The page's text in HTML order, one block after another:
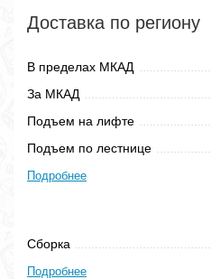
Доставка по региону
В пределах МКАД
За МКАД
Подъем на лифте
Подъем по лестнице
Подробнее
Сборка
Подробнее